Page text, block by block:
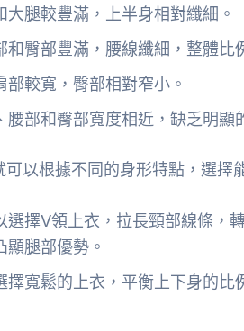
大腿較豐滿，上半身相對纖細。
和臀部豐滿，腰線纖細，整體比
部較寬，臀部相對窄小。
腰部和臀部寬度相近，缺乏明顯
以根據不同的身形特點，選擇
選擇V領上衣，拉長頸部線條，
顯腿部優勢。
擇寬鬆的上衣，平衡上下身的